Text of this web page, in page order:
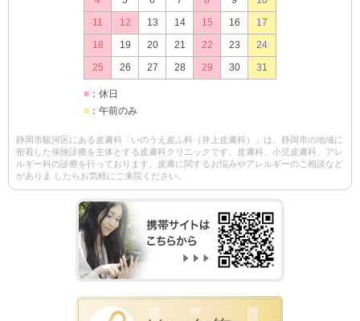
11
12 13 14 15 16
17
18
19 20 21 22 23
24
25
26 27 28 29 30 31
■ ：休日
■ ：午前のみ
静岡市駿河区にある皮膚科「いのうえ皮ふ科（井上皮膚科）」は、静岡市の地域に
密着した保険診療を主体とする皮膚科クリニックです。皮膚科、小児皮膚科、アレ
ルギー科の診療を行っております。皮膚に関するお悩みやアレルギーのご相談など
がありま したらお気軽にご来院ください。